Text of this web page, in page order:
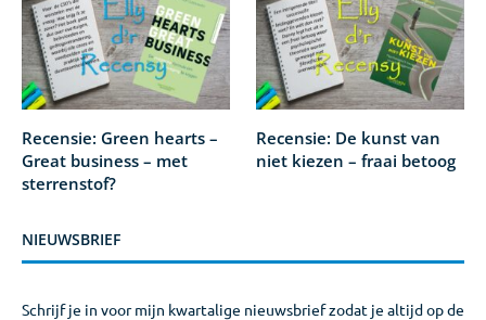
Recensie: Green hearts –
Great business – met
sterrenstof?
Recensie: De kunst van
niet kiezen – fraai betoog
NIEUWSBRIEF
Schrijf je in voor mijn kwartalige nieuwsbrief zodat je altijd op de